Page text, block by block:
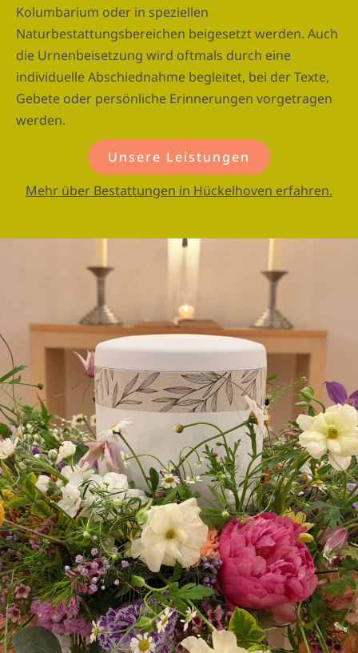
Kolumbarium oder in speziellen
Naturbestattungsbereichen beigesetzt werden. Auch
die Urnenbeisetzung wird oftmals durch eine
individuelle Abschiednahme begleitet, bei der Texte,
Gebete oder persönliche Erinnerungen vorgetragen
werden.
Unsere Leistungen
Mehr über Bestattungen in Hückelhoven erfahren.